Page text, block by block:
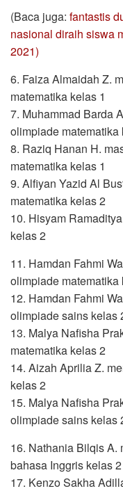
(Baca juga: fantastis
nasional diraih siswa
2021)
6. Faiza Almaidah Z.
matematika kelas 1
7. Muhammad Barda
olimpiade matematika
8. Raziq Hanan H.
matematika kelas 1
9. Alfiyan Yazid Al
matematika kelas 2
10. Hisyam
kelas 2
11. Hamdan Fahmi
olimpiade matematika
12. Hamdan Fahmi
olimpiade sains kelas
13. Malya Nafisha
matematika kelas 2
14. Aizah Aprilia Z.
kelas 2
15. Malya Nafisha
olimpiade sains kelas
16. Nathania Bilqis A.
bahasa Inggris kelas 2
17. Kenzo Sakha